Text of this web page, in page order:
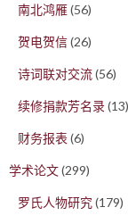
南北鸿雁(56)
贺电贺信(26)
诗词联对交流(56)
续修捐款芳名录(13)
财务报表 (6)
学术论文(299)
罗氏人物研究(179)